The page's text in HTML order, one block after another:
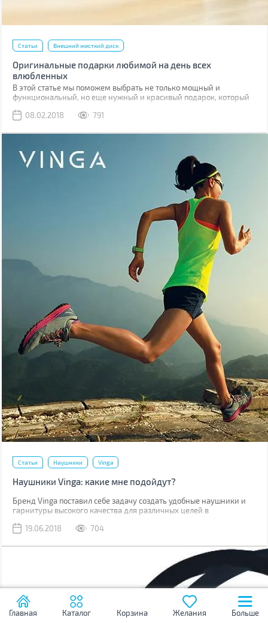
Статьи Внешний жесткий диск
Оригинальные подарки любимой на день всех
влюбленных
В этой статье мы поможем выбрать не только мощный и
функциональный, но еще нужный и красивый подарок, который
08.02.2018
791
Статьи Наушники Vinga
Наушники Vinga: какие мне подойдут?
Бренд Vinga поставил себе задачу создать удобные наушники и
гарнитуры высокого качества для различных целей в
подходящие по вкусу и предназначению. Как же определиться?
19.06.2018 704
Главная Каталог Корзина Желания Больше